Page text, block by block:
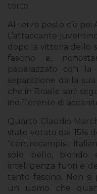
torto…
Al terzo posto c’è poi
L’attaccante
dopo la vittoria dello
fascino e,
paparazzato con
separazione dalla
che in Brasile sarà
indifferente di
Quarto Claudio
stato votato dal 15%
“centrocampisti
solo bello, biondo
intelligenza fuori e
tanto fascino. Non si
un uomo che